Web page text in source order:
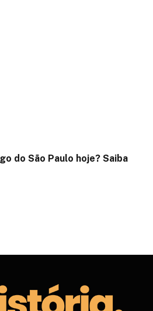
do São Paulo hoje? Saiba